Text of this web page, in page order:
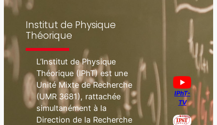
Institut de Physique
Théorique
L’Institut de Physique
Théorique (IPhT) est une
Unité Mixte de Recherche
(UMR 3681), rattachée
simultanément à la
Direction de la Recherche
IPhT-
TV